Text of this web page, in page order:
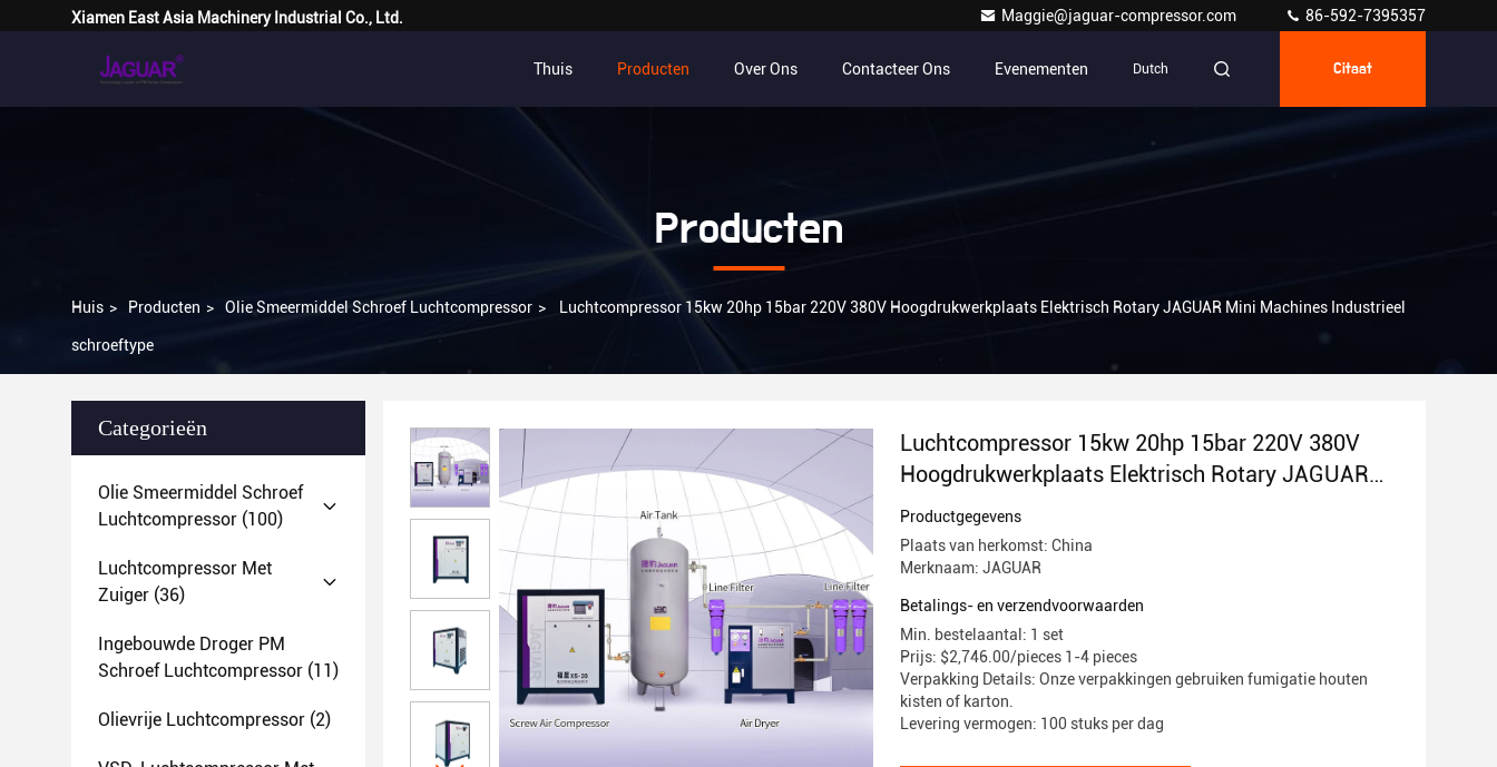
Xiamen East Asia Machinery Industrial Co., Ltd. Maggie@jaguar-compressor.com 86-592-7395357
Thuis Producten Over Ons Contacteer Ons Evenementen Dutch Citaat
Producten
Huis > Producten > Olie Smeermiddel Schroef Luchtcompressor > Luchtcompressor 15kw 20hp 15bar 220V 380V Hoogdrukwerkplaats Elektrisch Rotary JAGUAR Mini Machines Industrieel
schroeftype
Categorieën
Olie Smeermiddel Schroef
Luchtcompressor (100)
Luchtcompressor Met
Zuiger (36)
Ingebouwde Droger PM
Schroef Luchtcompressor (11)
Olievrije Luchtcompressor (2)
Luchtcompressor 15kw 20hp 15bar 220V 380V
Hoogdrukwerkplaats Elektrisch Rotary JAGUAR
Mini Machines Industrieel schroeftype
Productgegevens
Plaats van herkomst: China
Merknaam: JAGUAR
Betalings- en verzendvoorwaarden
Min. bestelaantal: 1 set
Prijs: $2,746.00/pieces 1-4 pieces
Verpakking Details: Onze verpakkingen gebruiken fumigatie houten
kisten of karton.
Levering vermogen: 100 stuks per dag